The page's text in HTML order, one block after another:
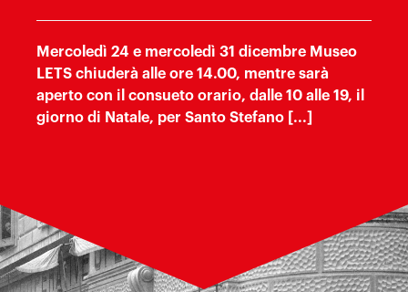
Mercoledì 24 e mercoledì 31 dicembre Museo
LETS chiuderà alle ore 14.00, mentre sarà
aperto con il consueto orario, dalle 10 alle 19, il
giorno di Natale, per Santo Stefano [...]